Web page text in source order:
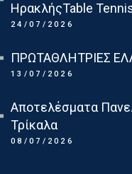
ΗρακλήςTable
24/07/2026
ΠΡΩΤΑΘΛΗΤΡΙΕΣ
13/07/2026
Αποτελέσματα
Τρίκαλα
08/07/2026